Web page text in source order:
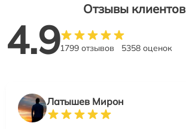
Отзывы клиентов
4.91799 отзывов 5358 оценок
Латышев Мирон